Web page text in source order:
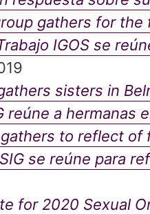
gathers for
IGOS se
sisters in
reúne a hermanas
gathers to reflect
se reúne para
for 2020 Sexual